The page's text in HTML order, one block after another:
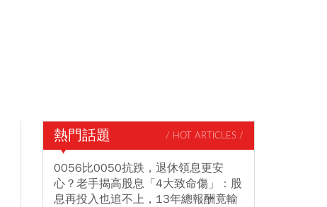
熱門話題 / HOT ARTICLES /
0056比0050抗跌，退休領息更安
心？老手揭高股息「4大致命傷」：股
息再投入也追不上，13年總報酬竟輸